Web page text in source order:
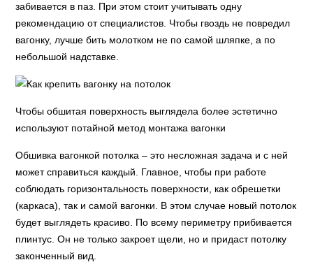
забивается в паз. При этом стоит учитывать одну
рекомендацию от специалистов. Чтобы гвоздь не повредил
вагонку, лучше бить молотком не по самой шляпке, а по
небольшой надставке.
Чтобы обшитая поверхность выглядела более эстетично
используют потайной метод монтажа вагонки
Обшивка вагонкой потолка – это несложная задача и с ней
может справиться каждый. Главное, чтобы при работе
соблюдать горизонтальность поверхности, как обрешетки
(каркаса), так и самой вагонки. В этом случае новый потолок
будет выглядеть красиво. По всему периметру прибивается
плинтус. Он не только закроет щели, но и придаст потолку
законченный вид.